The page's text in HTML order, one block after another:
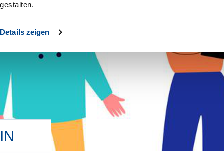
gestalten.
Details zeigen